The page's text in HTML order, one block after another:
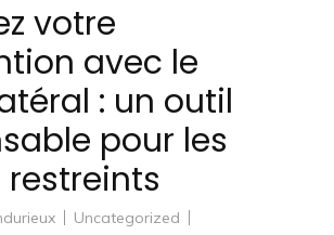
votre
avec le
: un outil
pour les
Uncategorized